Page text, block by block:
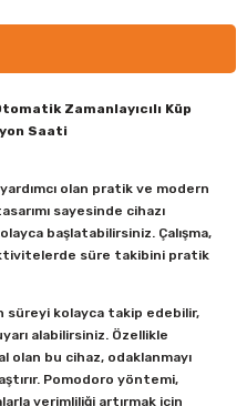
Zamanlayıcılı Küp
Saati
olan pratik ve modern
sayesinde cihazı
başlatabilirsiniz. Çalışma,
süre takibini pratik
süreyi kolayca takip edebilir,
alabilirsiniz. Özellikle
olan bu cihaz, odaklanmayı
Pomodoro yöntemi,
verimliliği artırmak için